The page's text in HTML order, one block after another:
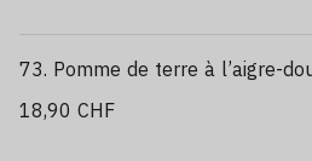
73. Pomme de terre à l’aigre-
18,90 CHF